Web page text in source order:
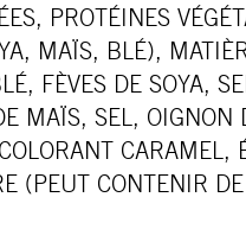
PROTÉINES
MAÏS, BLÉ),
FÈVES DE SOYA,
MAÏS, SEL, OIGNON
CARAMEL,
(PEUT CONTENIR